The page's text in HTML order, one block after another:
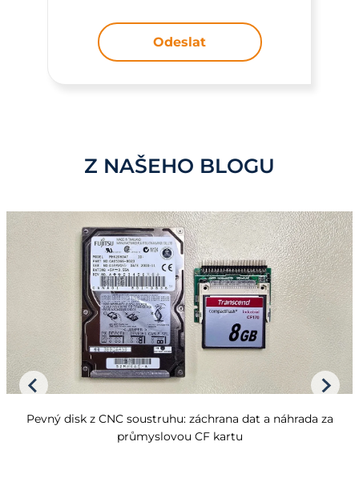
Odeslat
Z NAŠEHO BLOGU
Pevný disk z CNC soustruhu: záchrana dat a náhrada za
průmyslovou CF kartu